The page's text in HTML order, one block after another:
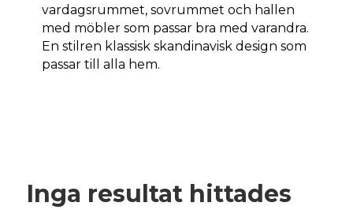
vardagsrummet, sovrummet och hallen
med möbler som passar bra med varandra.
En stilren klassisk skandinavisk design som
passar till alla hem.
Inga resultat hittades